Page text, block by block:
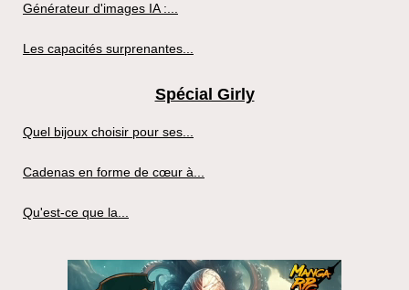
Générateur d'images IA :...
Les capacités surprenantes...
Spécial Girly
Quel bijoux choisir pour ses...
Cadenas en forme de cœur à...
Qu'est-ce que la...